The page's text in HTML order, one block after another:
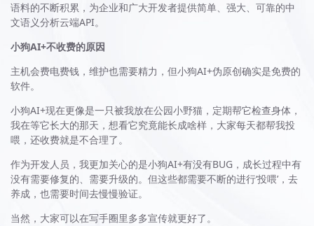
语料的不断积累，为企业和广大开发者提供简单、强大、可靠的中
文语义分析云端API。
小狗AI+不收费的原因
主机会费电费钱，维护也需要精力，但小狗AI+伪原创确实是免费的
软件。
小狗AI+现在更像是一只被我放在公园小野猫，定期帮它检查身体，
我在等它长大的那天，想看它究竟能长成啥样，大家每天都帮我投
喂，还收费就是不合理了。
作为开发人员，我更加关心的是小狗AI+有没有BUG，成长过程中有
没有需要修复的、需要升级的。但这些都需要不断的进行‘投喂’，去
养成，也需要时间去慢慢验证。
当然，大家可以在写手圈里多多宣传就更好了。